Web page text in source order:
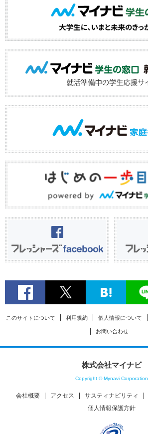
このサイトについて 利用規約 個人情報について
お問い合わせ
株式会社マイナビ
Copyright © Mynavi Corporation
会社概要 アクセス サスティナビリティ
個人情報保護方針